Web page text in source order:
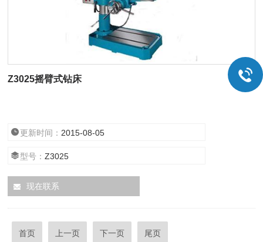
Z3025摇臂式钻床
更新时间： 2015-08-05
型号：Z3025
现在联系
首页 上一页 下一页 尾页